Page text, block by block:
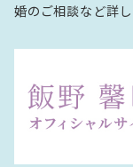
婚のご相談など詳し